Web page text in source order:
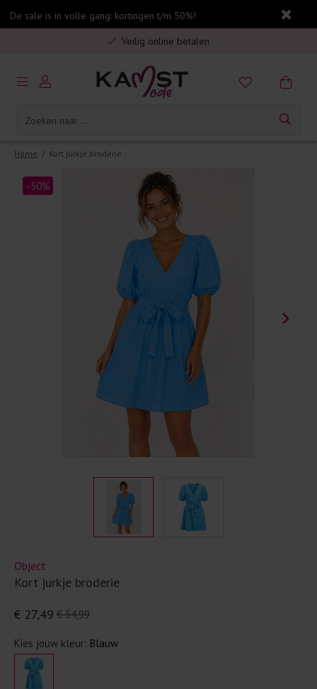
De sale is in volle gang: kortingen t/m 50%!
Gratis verzending in Nederland vanaf €75,-
Veilig online betalen
5% spaarbonus op jouw aankoop
Gratis verzending in Nederland vanaf €75,-
Home / Kort jurkje broderie
-50%
Object
Kort jurkje broderie
€ 54,99
€ 27,49
Kies jouw kleur: Blauw